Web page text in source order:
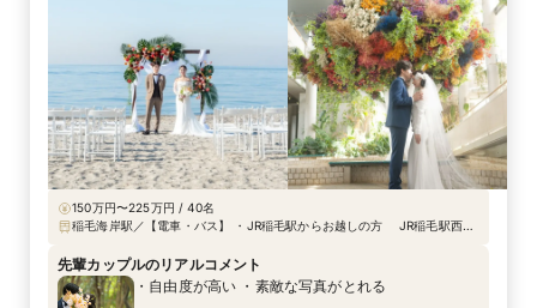
150万円〜225万円 / 40名
稲毛海岸駅／【電車・バス】 ・JR稲毛駅からお越しの方 JR稲毛駅西口
の美術館」で下車後、徒歩1分。 ・JR稲毛海岸駅からお越しの方 JR稲
毛海岸駅南口から京成バス千葉セントラル「海浜公園入口行き」に乗車。
「海浜公園入り口」で下車後、徒歩5分。 【お車】 ・都心から約40分
先輩カップルのリアルコメント
・自由度が高い ・素敵な写真がとれる